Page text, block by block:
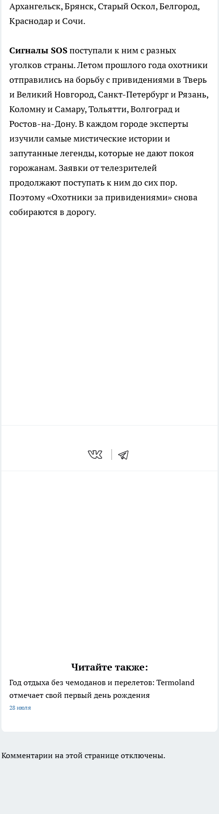
Архангельск, Брянск, Старый Оскол, Белгород,
Краснодар и Сочи.
Сигналы SOSпоступали к ним с разных
уголков страны. Летом прошлого года охотники
отправились на борьбу с привидениями в Тверь
и Великий Новгород, Санкт-Петербург и Рязань,
Коломну и Самару, Тольятти, Волгоград и
Ростов-на-Дону. В каждом городе эксперты
изучили самые мистические истории и
запутанные легенды, которые не дают покоя
горожанам. Заявки от телезрителей
продолжают поступать к ним до сих пор.
Поэтому «Охотники за привидениями» снова
собираются в дорогу.
Читайте также:
Год отдыха без чемоданов и перелетов: Termoland
отмечает свой первый день рождения
28 июля
Комментарии на этой странице отключены.